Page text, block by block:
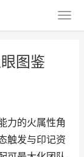
图鉴
力的火属性角
触发与印记资